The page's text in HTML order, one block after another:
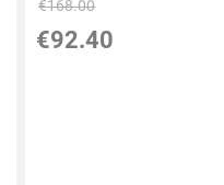
€168.00
€92.40